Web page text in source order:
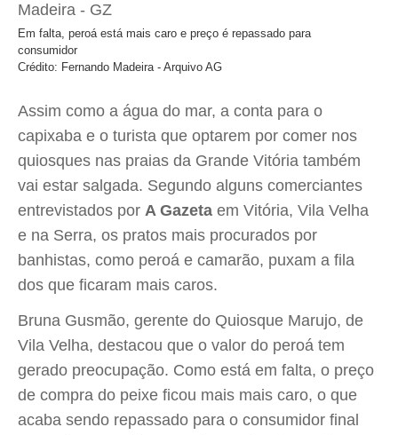
Em falta, peroá está mais caro e preço é repassado para
consumidor
Crédito: Fernando Madeira - Arquivo AG
Assim como a água do mar, a conta para o
capixaba e o turista que optarem por comer nos
quiosques nas praias da Grande Vitória também
vai estar salgada. Segundo alguns comerciantes
entrevistados por A Gazeta em Vitória, Vila Velha
e na Serra, os pratos mais procurados por
banhistas, como peroá e camarão, puxam a fila
dos que ficaram mais caros.
Bruna Gusmão, gerente do Quiosque Marujo, de
Vila Velha, destacou que o valor do peroá tem
gerado preocupação. Como está em falta, o preço
de compra do peixe ficou mais mais caro, o que
acaba sendo repassado para o consumidor final